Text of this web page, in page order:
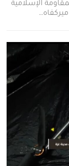
الإسلامية